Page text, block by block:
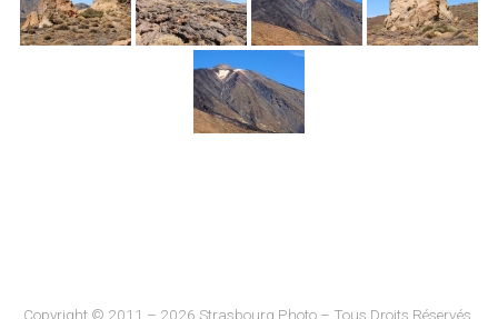
Copyright © 2011 – 2026 Strasbourg Photo – Tous Droits Réservés.